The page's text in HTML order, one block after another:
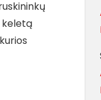
keletą